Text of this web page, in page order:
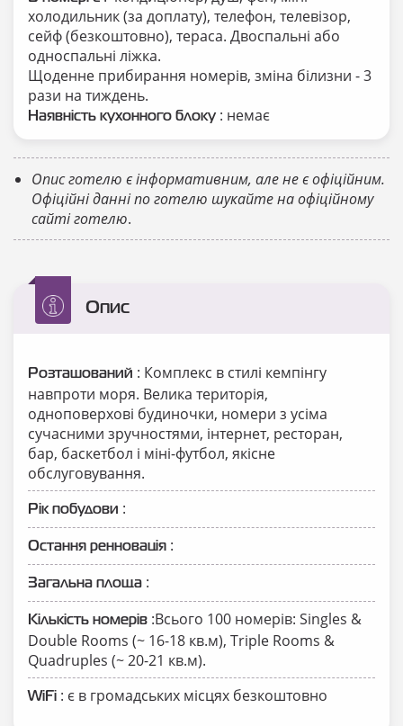
холодильник (за доплату), телефон, телевізор,
сейф (безкоштовно), тераса. Двоспальні або
односпальні ліжка.
Щоденне прибирання номерів, зміна білизни - 3
рази на тиждень.
Наявність кухонного блоку : немає
Опис готелю є інформативним, але не є офіційним.
Офіційні данні по готелю шукайте на офіційному
сайті готелю.
Опис
Розташований : Комплекс в стилі кемпінгу
навпроти моря. Велика територія,
одноповерхові будиночки, номери з усіма
сучасними зручностями, інтернет, ресторан,
бар, баскетбол і міні-футбол, якісне
обслуговування.
Рік побудови :
Остання ренновація :
Загальна площа :
Кількість номерів :Всього 100 номерів: Singles &
Double Rooms (~ 16-18 кв.м), Triple Rooms &
Quadruples (~ 20-21 кв.м).
WiFi : є в громадських місцях безкоштовно